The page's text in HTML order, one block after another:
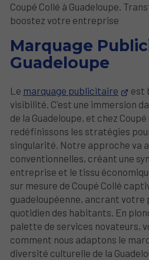
Coupé Collé à Guadeloupe.
boostez votre entreprise
Marquage
Guadeloupe
Le marquage publicitaire
est
visibilité. C'est une immersion
de la Guadeloupe, et chez Coupé
redéfinissons les stratégies
singularité. Notre approche va
conventionnelles, créant une
entreprise et le tissu
sur mesure de Coupé Collé
guadeloupéenne, ancrant votre
quotidien des habitants. En
palette de services novateurs,
comment nous adaptons le
diversité culturelle de la